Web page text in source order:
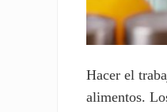
Hacer el
alimentos.